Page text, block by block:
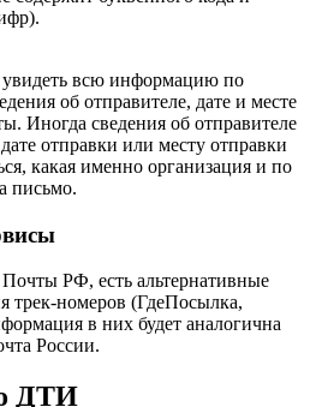
увидеть всю информацию по
об отправителе, дате и месте
Иногда сведения об отправителе
отправки или месту отправки
какая именно организация и по
письмо.
РФ, есть альтернативные
трек-номеров (ГдеПосылка,
в них будет аналогична
России.
ДТИ